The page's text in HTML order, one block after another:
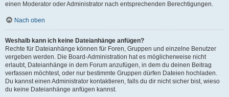
einen Moderator oder Administrator nach entsprechenden Berechtigungen.
Nach oben
Weshalb kann ich keine Dateianhänge anfügen?
Rechte für Dateianhänge können für Foren, Gruppen und einzelne Benutzer
vergeben werden. Die Board-Administration hat es möglicherweise nicht
erlaubt, Dateianhänge in dem Forum anzufügen, in dem du deinen Beitrag
verfassen möchtest, oder nur bestimmte Gruppen dürfen Dateien hochladen.
Du kannst einen Administrator kontaktieren, falls du dir nicht sicher bist, wieso
du keine Dateianhänge anfügen kannst.